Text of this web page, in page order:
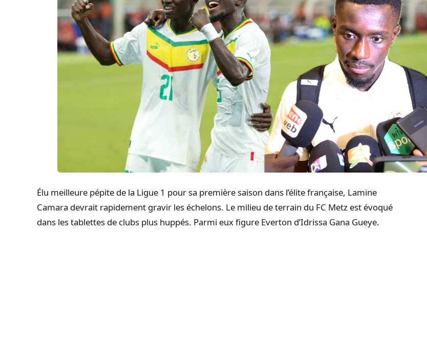
Élu meilleure pépite de la Ligue 1 pour sa première saison dans l’élite française, Lamine
Camara devrait rapidement gravir les échelons. Le milieu de terrain du FC Metz est évoqué
dans les tablettes de clubs plus huppés. Parmi eux figure Everton d’Idrissa Gana Gueye.